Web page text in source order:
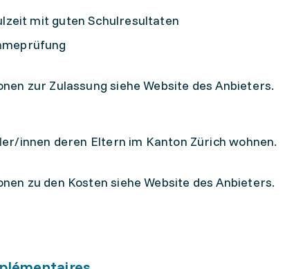
mit guten Schulresultaten
zur Zulassung siehe Website des Anbieters.
innen deren Eltern im Kanton Zürich wohnen.
zu den Kosten siehe Website des Anbieters.